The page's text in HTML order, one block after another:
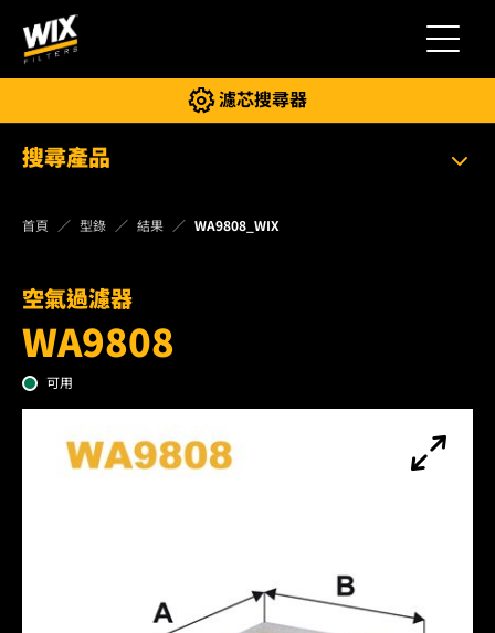
切換導航
濾芯搜尋器
搜尋產品
首頁 型錄 結果 WA9808_WIX
空氣過濾器
WA9808
可用